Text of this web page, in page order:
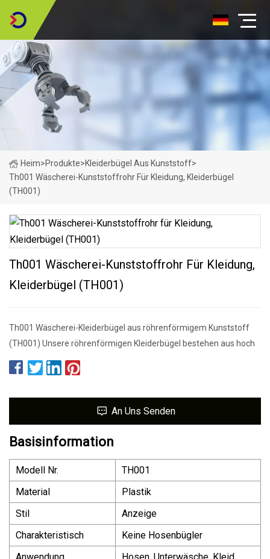
Heim>Produkte>Kleiderbügel Aus Kunststoff>
Th001 Wäscherei-Kunststoffrohr Für Kleidung, Kleiderbügel
(TH001)
Th001 Wäscherei-Kunststoffrohr Für Kleidung,
Kleiderbügel (TH001)
Th001 Wäscherei-Kleiderbügel aus röhrenförmigem Kunststoff
(TH001) Unsere röhrenförmigen Kleiderbügel bestehen aus hoch
An Uns Senden
Basisinformation
Modell Nr.
TH001
Material
Plastik
Stil
Anzeige
Charakteristisch
Keine Hosenbügler